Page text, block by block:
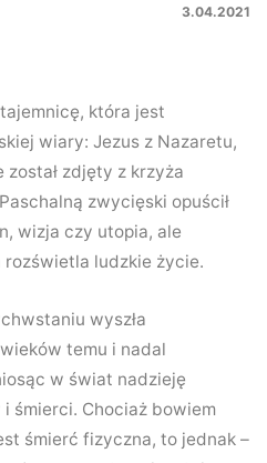
3.04.2021
która jest
wiary: Jezus z Nazaretu,
zdjęty z krzyża
zwycięski opuścił
wizja czy utopia, ale
ludzkie życie.
wyszła
temu i nadal
w świat nadzieję
śmierci. Chociaż bowiem
śmierć fizyczna, to jednak –